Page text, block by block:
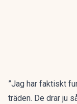
”Jag har faktiskt
träden. De drar ju